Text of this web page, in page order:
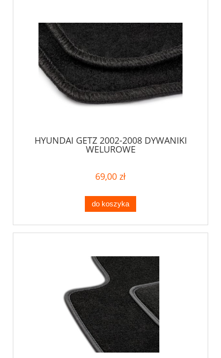
HYUNDAI GETZ 2002-2008 DYWANIKI
WELUROWE
69,00 zł
do koszyka